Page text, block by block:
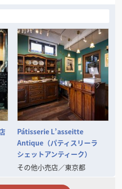
PLACEを作るお手伝いができたらと
Pátisserie L’asseitte
Antique（パティスリーラ
シェットアンティーク）
その他小売店／東京都